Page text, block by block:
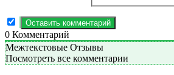
0 Комментарий
Межтекстовые Отзывы
Посмотреть все комментарии